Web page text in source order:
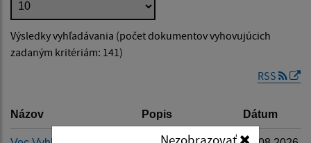
Nezobrazovať
Dátum zverejnenia od:
Výsledky vyhľadávania (počet dokumentov vyhovujúcich
zadaným kritériám: 141)
RSS
Názov Popis Dátum